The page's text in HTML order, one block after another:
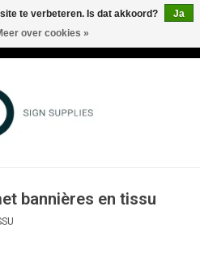
bannières en tissu
te verbeteren. Is dat akkoord?
Ja
over cookies »